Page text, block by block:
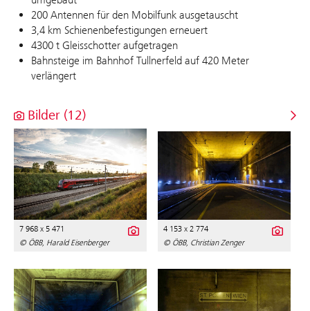
200 Antennen für den Mobilfunk ausgetauscht
3,4 km Schienenbefestigungen erneuert
4300 t Gleisschotter aufgetragen
Bahnsteige im Bahnhof Tullnerfeld auf 420 Meter
verlängert
Bilder (12)
7 968 x 5 471
© ÖBB, Harald Eisenberger
4 153 x 2 774
© ÖBB, Christian Zenger